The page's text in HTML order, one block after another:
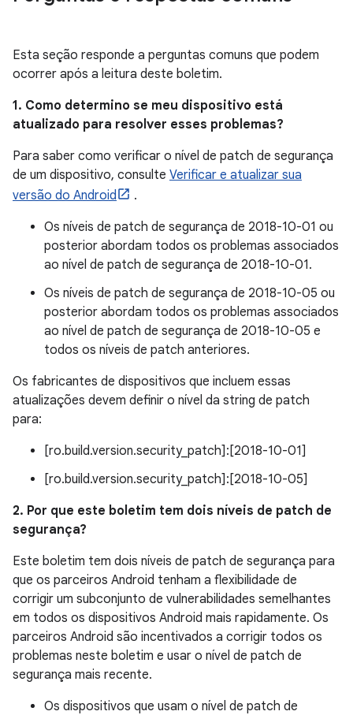
Esta seção responde a perguntas comuns que podem
ocorrer após a leitura deste boletim.
1. Como determino se meu dispositivo está
atualizado para resolver esses problemas?
Para saber como verificar o nível de patch de segurança
de um dispositivo, consulte Verificar e atualizar sua
versão do Android
.
Os níveis de patch de segurança de 2018-10-01 ou
posterior abordam todos os problemas associados
ao nível de patch de segurança de 2018-10-01.
Os níveis de patch de segurança de 2018-10-05 ou
posterior abordam todos os problemas associados
ao nível de patch de segurança de 2018-10-05 e
todos os níveis de patch anteriores.
Os fabricantes de dispositivos que incluem essas
atualizações devem definir o nível da string de patch
para:
[ro.build.version.security_patch]:[2018-10-01]
[ro.build.version.security_patch]:[2018-10-05]
2. Por que este boletim tem dois níveis de patch de
segurança?
Este boletim tem dois níveis de patch de segurança para
que os parceiros Android tenham a flexibilidade de
corrigir um subconjunto de vulnerabilidades semelhantes
em todos os dispositivos Android mais rapidamente. Os
parceiros Android são incentivados a corrigir todos os
problemas neste boletim e usar o nível de patch de
segurança mais recente.
Os dispositivos que usam o nível de patch de